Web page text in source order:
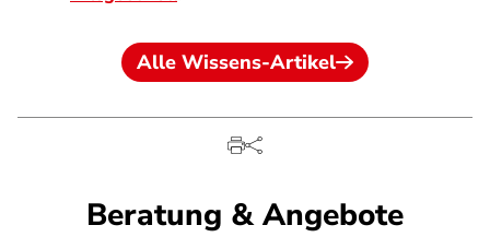
Alle Wissens-Artikel
Beratung & Angebote